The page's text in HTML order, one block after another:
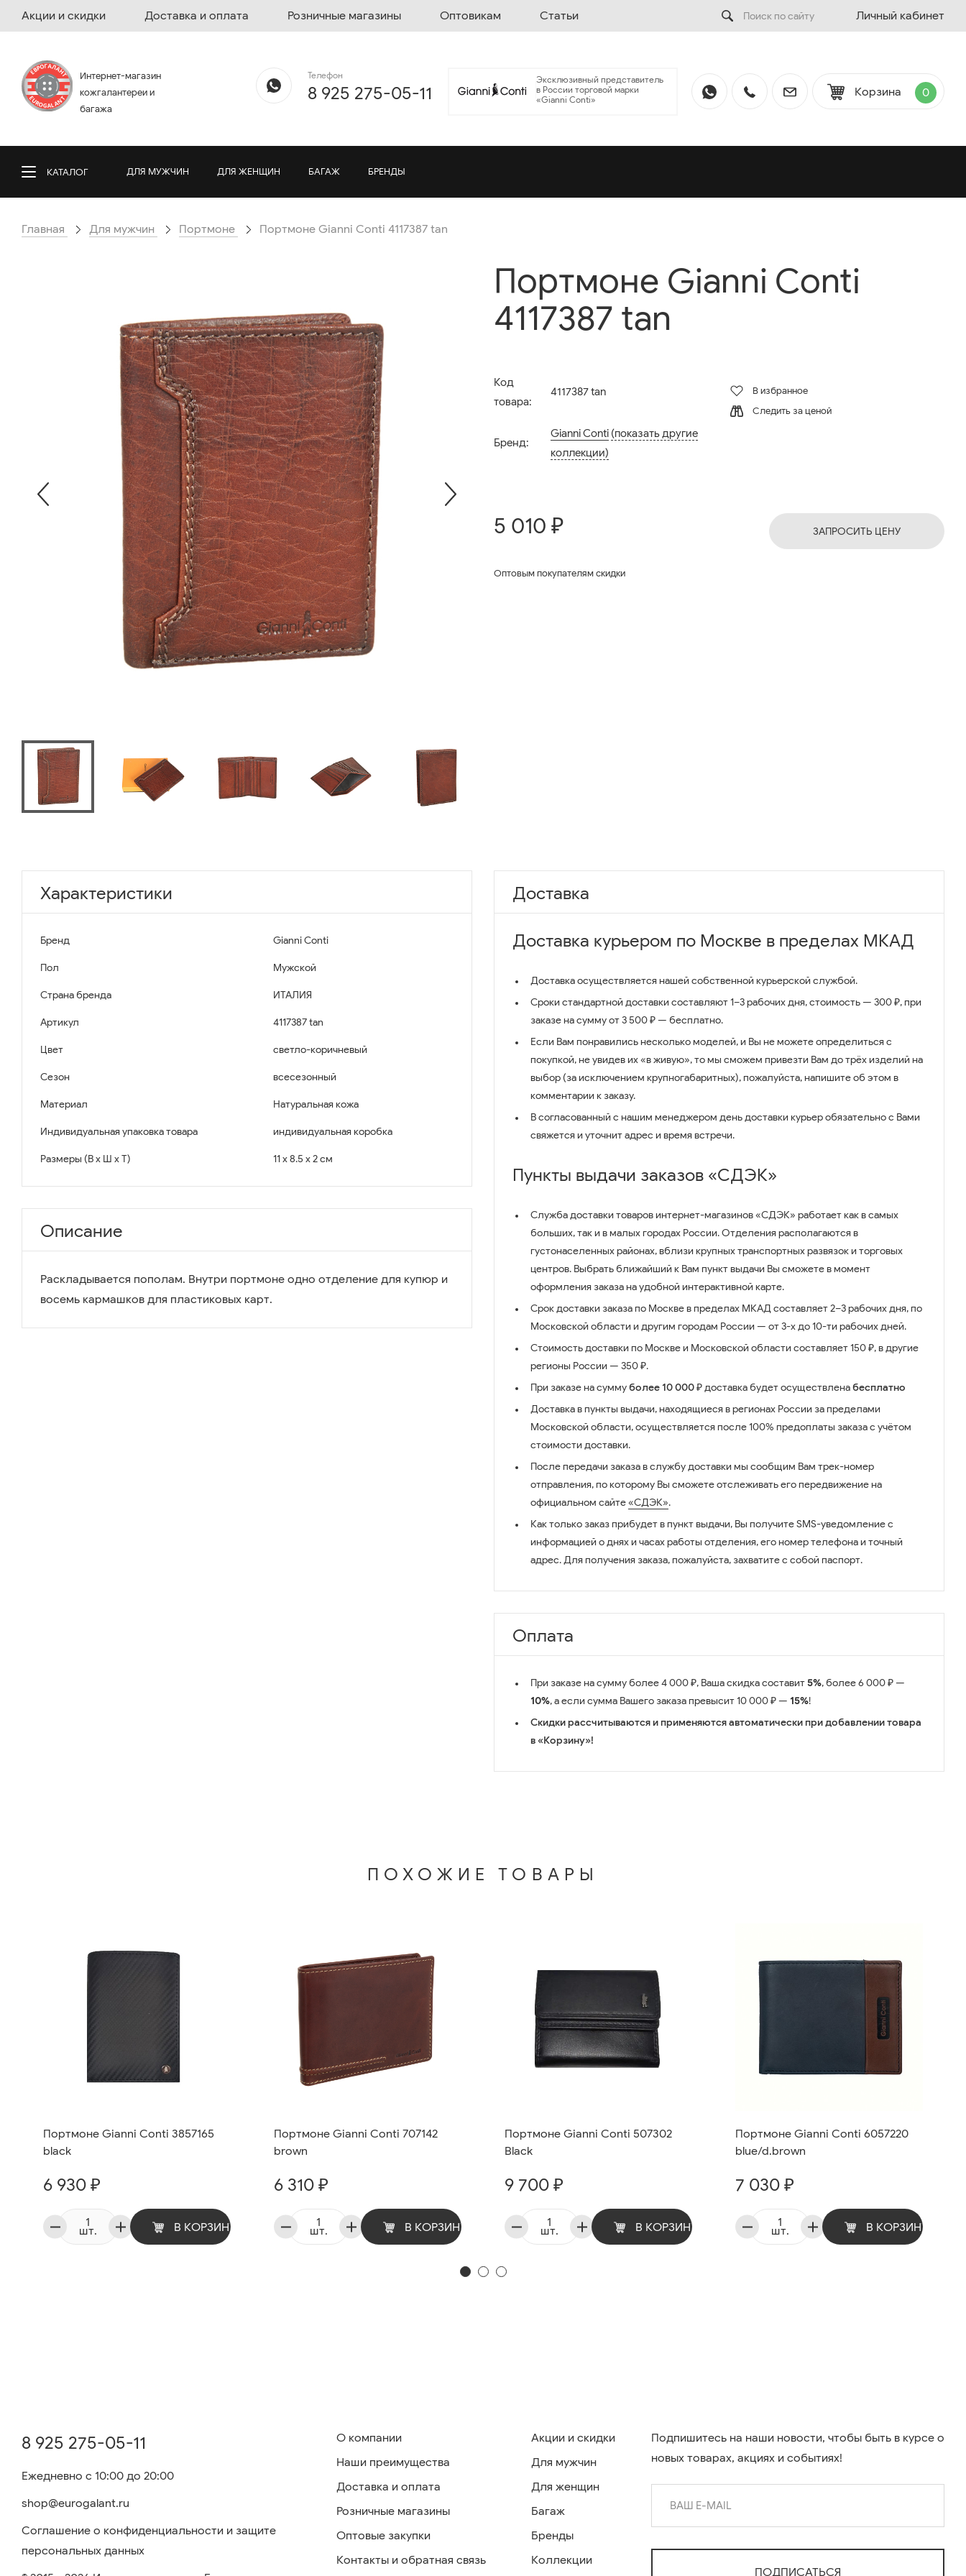
Акции и скидки Доставка и оплата Розничные магазины Оптовикам Статьи Личный кабинет
Интернет-магазин
кожгалантереи и
багажа
Телефон
8 925 275-05-11
Эксклюзивный представитель
в России торговой марки
«Gianni Conti»
Корзина 0
КАТАЛОГ ДЛЯ МУЖЧИН ДЛЯ ЖЕНЩИН БАГАЖ БРЕНДЫ
Главная Для мужчин Портмоне Портмоне Gianni Conti 4117387 tan
Портмоне Gianni Conti
4117387 tan
Код
товара:
4117387 tan
Бренд:
Gianni Conti (показать другие
коллекции)
В избранное
Следить за ценой
5 010 ₽
Оптовым покупателям скидки
ЗАПРОСИТЬ ЦЕНУ
Характеристики
Бренд Gianni Conti
Пол Мужской
Страна бренда ИТАЛИЯ
Артикул 4117387 tan
Цвет светло-коричневый
Сезон всесезонный
Материал Натуральная кожа
Индивидуальная упаковка товара индивидуальная коробка
Размеры (В x Ш x Т) 11 x 8.5 x 2 см
Описание
Раскладывается пополам. Внутри портмоне одно отделение для купюр и
восемь кармашков для пластиковых карт.
Доставка
Доставка курьером по Москве в пределах МКАД
Доставка осуществляется нашей собственной курьерской службой.
Сроки стандартной доставки составляют 1–3 рабочих дня, стоимость — 300 ₽, при
заказе на сумму от 3 500 ₽ — бесплатно.
Если Вам понравились несколько моделей, и Вы не можете определиться с
покупкой, не увидев их «в живую», то мы сможем привезти Вам до трёх изделий на
выбор (за исключением крупногабаритных), пожалуйста, напишите об этом в
комментарии к заказу.
В согласованный с нашим менеджером день доставки курьер обязательно с Вами
свяжется и уточнит адрес и время встречи.
Пункты выдачи заказов «СДЭК»
Служба доставки товаров интернет-магазинов «СДЭК» работает как в самых
больших, так и в малых городах России. Отделения располагаются в
густонаселенных районах, вблизи крупных транспортных развязок и торговых
центров. Выбрать ближайший к Вам пункт выдачи Вы сможете в момент
оформления заказа на удобной интерактивной карте.
Срок доставки заказа по Москве в пределах МКАД составляет 2–3 рабочих дня, по
Московской области и другим городам России — от 3-х до 10-ти рабочих дней.
Стоимость доставки по Москве и Московской области составляет 150 ₽, в другие
регионы России — 350 ₽.
При заказе на суммуболее 10 000 ₽доставка будет осуществленабесплатно
Доставка в пункты выдачи, находящиеся в регионах России за пределами
Московской области, осуществляется после 100% предоплаты заказа с учётом
стоимости доставки.
После передачи заказа в службу доставки мы сообщим Вам трек-номер
отправления, по которому Вы сможете отслеживать его передвижение на
официальном сайте«СДЭК».
Как только заказ прибудет в пункт выдачи, Вы получите SMS-уведомление с
информацией о днях и часах работы отделения, его номер телефона и точный
адрес. Для получения заказа, пожалуйста, захватите с собой паспорт.
Оплата
При заказе на сумму более 4 000 ₽, Ваша скидка составит5%, более 6 000 ₽ —
10%, а если сумма Вашего заказа превысит 10 000 ₽ — 15%!
Скидки рассчитываются и применяются автоматически при добавлении товара
в «Корзину»!
ПОХОЖИЕ ТОВАРЫ
Портмоне Gianni Conti 3857165
black
6 930 ₽
шт. В КОРЗИНУ
Портмоне Gianni Conti 707142
brown
6 310 ₽
шт. В КОРЗИНУ
Портмоне Gianni Conti 507302
Black
9 700 ₽
шт. В КОРЗИНУ
Портмоне Gianni Conti 6057220
blue/d.brown
7 030 ₽
шт. В КОРЗИНУ
8 925 275-05-11
Ежедневно с 10:00 до 20:00
shop@eurogalant.ru
Соглашение о конфиденциальности и защите
персональных данных
О компании
Наши преимущества
Доставка и оплата
Розничные магазины
Оптовые закупки
Контакты и обратная связь
Акции и скидки
Для мужчин
Для женщин
Багаж
Бренды
Коллекции
Подпишитесь на наши новости, чтобы быть в курсе о
новых товарах, акциях и событиях!